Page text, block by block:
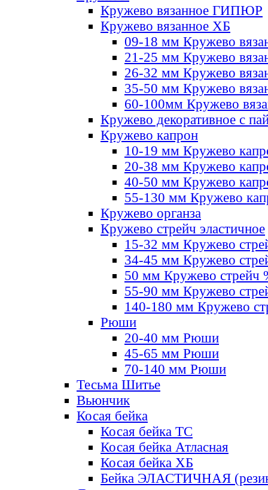
Кружево вязанное ГИПЮР
Кружево вязанное ХБ
09-18 мм Кружево
21-25 мм Кружево
26-32 мм Кружево
35-50 мм Кружево
60-100мм Кружево
Кружево декоративное с
Кружево капрон
10-19 мм Кружево
20-38 мм Кружево
40-50 мм Кружево
55-130 мм Кружево
Кружево органза
Кружево стрейч эластичное
15-32 мм Кружево
34-45 мм Кружево
50 мм Кружево стрейч
55-90 мм Кружево
140-180 мм Кружево
Рюши
20-40 мм Рюши
45-65 мм Рюши
70-140 мм Рюши
Тесьма Шитье
Вьюнчик
Косая бейка
Косая бейка ТС
Косая бейка Атласная
Косая бейка ХБ
Бейка ЭЛАСТИЧНАЯ